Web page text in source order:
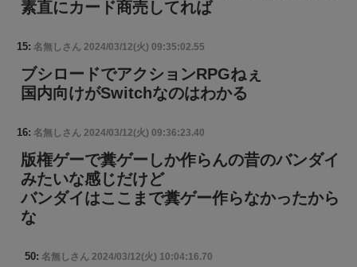
素直にカード商売してれば
15: 名無しさん 2024/03/12(火) 09:35:02.55
ブシロードでアクションRPGねぇ
国内向けがSwitchなのはわかる
16: 名無しさん 2024/03/12(火) 09:36:23.40
版権ゲーで糞ゲーしか作らんの昔のバンダイ
みたいな感じだけど
バンダイはここまで糞ゲー作らなかったから
な
50: 名無しさん 2024/03/12(火) 10:04:16.70